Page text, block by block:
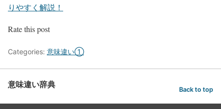
りやすく解説！
Rate this post
Categories: 意味違い①
意味違い辞典 Back to top